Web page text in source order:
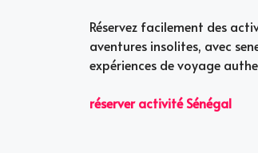
Réservez facilement des
aventures insolites, avec
expériences de voyage
réserver activité Sénégal